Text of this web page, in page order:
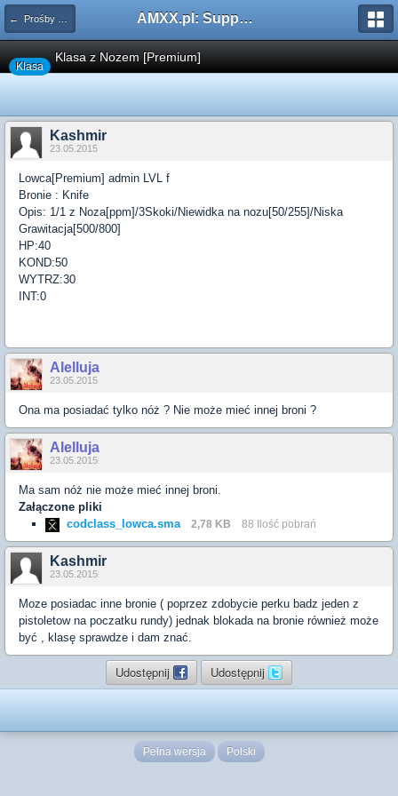
← Prośby o Klasę/Perk AMXX.pl: Support AMX Mod X i SourceMod
Klasa
Klasa z Nozem [Premium]
Kashmir
23.05.2015
Lowca[Premium] admin LVL f
Bronie : Knife
Opis: 1/1 z Noza[ppm]/3Skoki/Niewidka na nozu[50/255]/Niska
Grawitacja[500/800]
HP:40
KOND:50
WYTRZ:30
INT:0
Alelluja
23.05.2015
Ona ma posiadać tylko nóż ? Nie może mieć innej broni ?
Alelluja
23.05.2015
Ma sam nóż nie może mieć innej broni.
Załączone pliki
codclass_lowca.sma
2,78 KB 88 Ilość pobrań
Kashmir
23.05.2015
Moze posiadac inne bronie ( poprzez zdobycie perku badz jeden z
pistoletow na poczatku rundy) jednak blokada na bronie również może
być , klasę sprawdze i dam znać.
Udostępnij Udostępnij
Pełna wersja Polski